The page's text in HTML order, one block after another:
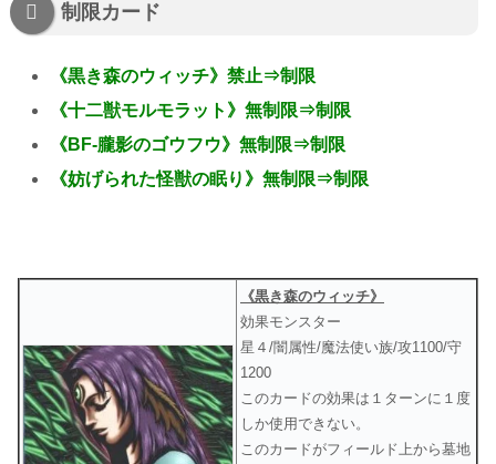
制限カード
《黒き森のウィッチ》禁止⇒制限
《十二獣モルモラット》無制限⇒制限
《BF-朧影のゴウフウ》無制限⇒制限
《妨げられた怪獣の眠り》無制限⇒制限
《黒き森のウィッチ》
効果モンスター
星４/闇属性/魔法使い族/攻1100/守
1200
このカードの効果は１ターンに１度
しか使用できない。
このカードがフィールド上から墓地